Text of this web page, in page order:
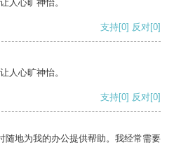
人心旷神怡。
支持[0] 反对[0]
人心旷神怡。
支持[0] 反对[0]
随地为我的办公提供帮助。我经常需要